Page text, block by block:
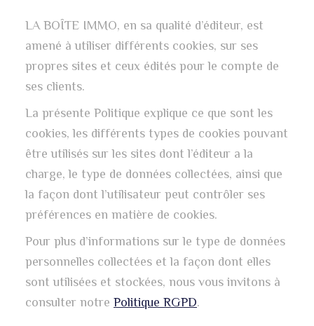
LA BOÎTE IMMO, en sa qualité d’éditeur, est
amené à utiliser différents cookies, sur ses
propres sites et ceux édités pour le compte de
ses clients.
La présente Politique explique ce que sont les
cookies, les différents types de cookies pouvant
être utilisés sur les sites dont l’éditeur a la
charge, le type de données collectées, ainsi que
la façon dont l’utilisateur peut contrôler ses
préférences en matière de cookies.
Pour plus d’informations sur le type de données
personnelles collectées et la façon dont elles
sont utilisées et stockées, nous vous invitons à
consulter notre Politique RGPD.